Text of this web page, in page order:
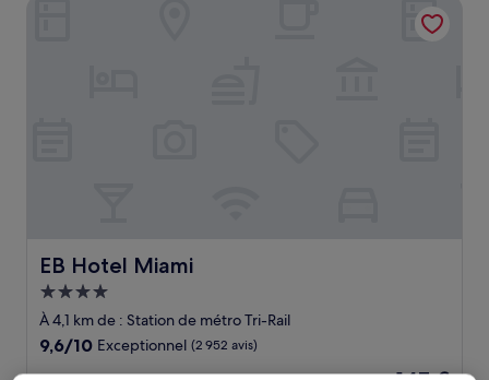
EB Hotel Miami
EB Hotel Miami
Hébergement
4.0 étoiles
À 4,1 km de : Station de métro Tri-Rail
9.6
9,6/10 Exceptionnel (2 952 avis)
Le